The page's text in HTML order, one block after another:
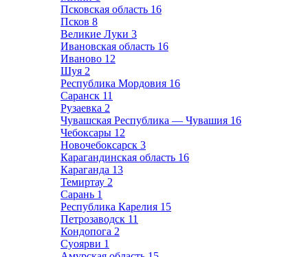
Псковская область 16
Псков 8
Великие Луки 3
Ивановская область 16
Иваново 12
Шуя 2
Республика Мордовия 16
Саранск 11
Рузаевка 2
Чувашская Республика — Чувашия 16
Чебоксары 12
Новочебоксарск 3
Карагандинская область 16
Караганда 13
Темиртау 2
Сарань 1
Республика Карелия 15
Петрозаводск 11
Кондопога 2
Суоярви 1